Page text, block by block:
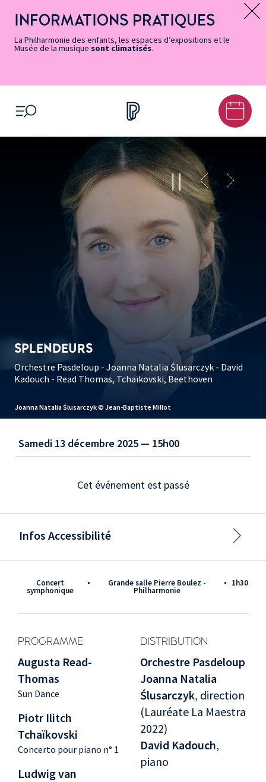
page
Accessibilité
accès
rapides
principal
contenu
principal
page
Message d’information
INFORMATIONS PRATIQUES
La Philharmonie des enfants, les espaces d’expositions et le
Musée de la musique sont climatisés.
OUVRIR LE MENU
Joanna Natalia Ślusarczyk © Jean-Baptiste Millot
SPLENDEURS
Orchestre Pasdeloup - Joanna Natalia Ślusarczyk - David
Kadouch - Read Thomas, Tchaïkovski, Beethoven
Concert
symphonique
• Grande salle Pierre Boulez -
Philharmonie
• 1h30
PROGRAMME DISTRIBUTION
Augusta Read-
Thomas
Sun Dance
Piotr Ilitch
Tchaïkovski
Concerto pour piano n° 1
Ludwig van
Orchestre Pasdeloup
Joanna Natalia
Ślusarczyk, direction
(Lauréate La Maestra
2022)
David Kadouch,
piano
Samedi 13 décembre 2025 — 15h00
Cet événement est passé
Infos Accessibilité